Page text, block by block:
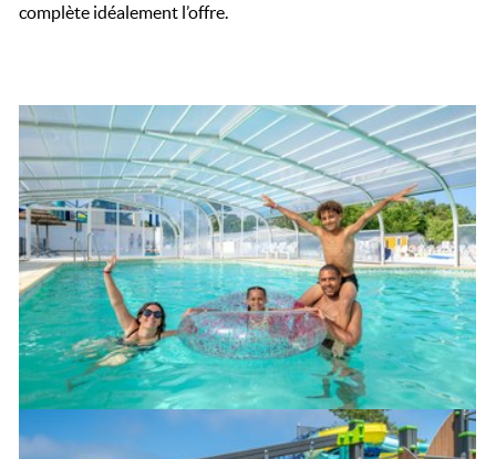
complète idéalement l’offre.